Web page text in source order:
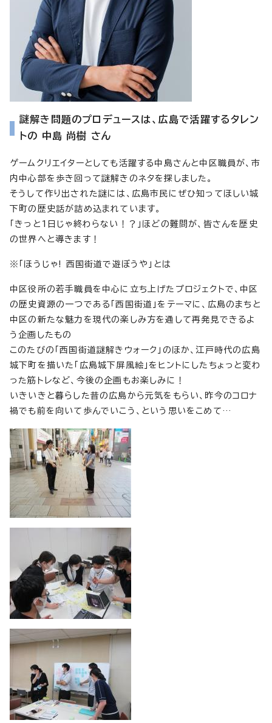
謎解き問題のプロデュースは、広島で活躍するタレン
トの 中島 尚樹 さん
ゲームクリエイターとしても活躍する中島さんと中区職員が、市
内中心部を歩き回って謎解きのネタを探しました。
そうして作り出された謎には、広島市民にぜひ知ってほしい城
下町の歴史話が詰め込まれています。
「きっと1日じゃ終わらない！？」ほどの難問が、皆さんを歴史
の世界へと導きます！
※「ほうじゃ! 西国街道で遊ぼうや」とは
中区役所の若手職員を中心に立ち上げたプロジェクトで、中区
の歴史資源の一つである「西国街道」をテーマに、広島のまちと
中区の新たな魅力を現代の楽しみ方を通して再発見できるよ
う企画したもの
このたびの「西国街道謎解きウォーク」のほか、江戸時代の広島
城下町を描いた「広島城下屏風絵」をヒントにしたちょっと変わ
った筋トレなど、今後の企画もお楽しみに！
いきいきと暮らした昔の広島から元気をもらい、昨今のコロナ
禍でも前を向いて歩んでいこう、という思いをこめて…